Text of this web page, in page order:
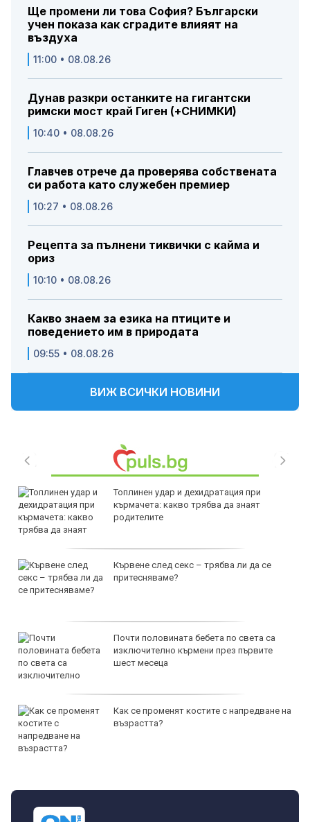
Ще промени ли това София? Български
учен показа как сградите влияят на
въздуха
11:00 • 08.08.26
Дунав разкри останките на гигантски
римски мост край Гиген (+СНИМКИ)
10:40 • 08.08.26
Главчев отрече да проверява собствената
си работа като служебен премиер
10:27 • 08.08.26
Рецепта за пълнени тиквички с кайма и
ориз
10:10 • 08.08.26
Какво знаем за езика на птиците и
поведението им в природата
09:55 • 08.08.26
ВИЖ ВСИЧКИ НОВИНИ
Топлинен удар и дехидратация при
кърмачета: какво трябва да знаят
родителите
Кървене след секс – трябва ли да се
притесняваме?
Почти половината бебета по света са
изключително кърмени през първите
шест месеца
Как се променят костите с напредване на
възрастта?